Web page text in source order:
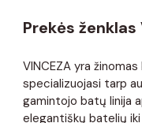
Prekės ženklas
VINCEZA yra
specializuojasi tarp
gamintojo batų linija
elegantiškų batelių iki